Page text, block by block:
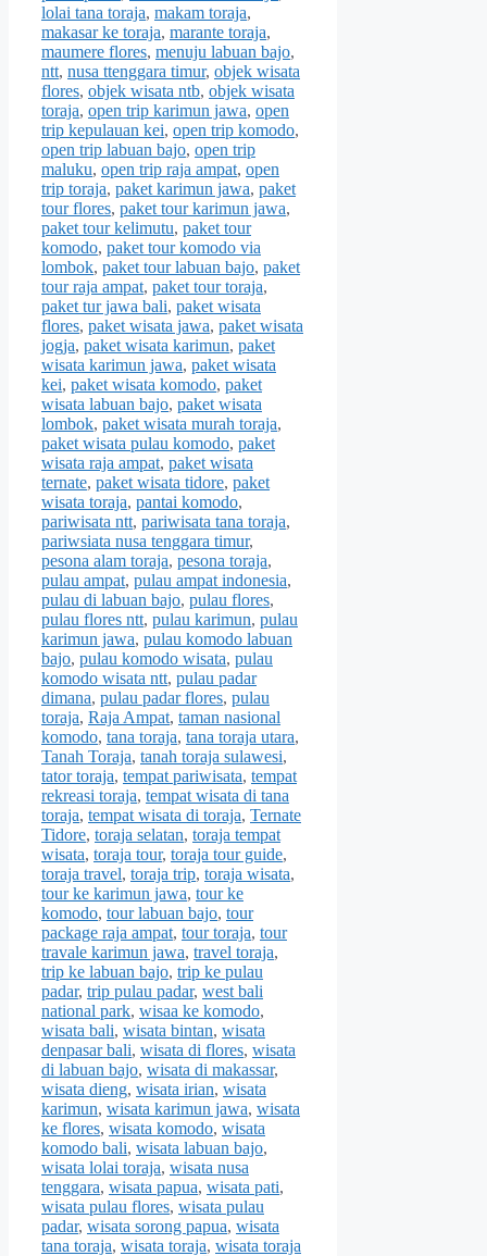
lolai tana toraja, makam toraja,
makasar ke toraja, marante toraja,
maumere flores, menuju labuan bajo,
ntt, nusa ttenggara timur, objek wisata
flores, objek wisata ntb, objek wisata
toraja, open trip karimun jawa, open
trip kepulauan kei, open trip komodo,
open trip labuan bajo, open trip
maluku, open trip raja ampat, open
trip toraja, paket karimun jawa, paket
tour flores, paket tour karimun jawa,
paket tour kelimutu, paket tour
komodo, paket tour komodo via
lombok, paket tour labuan bajo, paket
tour raja ampat, paket tour toraja,
paket tur jawa bali, paket wisata
flores, paket wisata jawa, paket wisata
jogja, paket wisata karimun, paket
wisata karimun jawa, paket wisata
kei, paket wisata komodo, paket
wisata labuan bajo, paket wisata
lombok, paket wisata murah toraja,
paket wisata pulau komodo, paket
wisata raja ampat, paket wisata
ternate, paket wisata tidore, paket
wisata toraja, pantai komodo,
pariwisata ntt, pariwisata tana toraja,
pariwsiata nusa tenggara timur,
pesona alam toraja, pesona toraja,
pulau ampat, pulau ampat indonesia,
pulau di labuan bajo, pulau flores,
pulau flores ntt, pulau karimun, pulau
karimun jawa, pulau komodo labuan
bajo, pulau komodo wisata, pulau
komodo wisata ntt, pulau padar
dimana, pulau padar flores, pulau
toraja, Raja Ampat, taman nasional
komodo, tana toraja, tana toraja utara,
Tanah Toraja, tanah toraja sulawesi,
tator toraja, tempat pariwisata, tempat
rekreasi toraja, tempat wisata di tana
toraja, tempat wisata di toraja, Ternate
Tidore, toraja selatan, toraja tempat
wisata, toraja tour, toraja tour guide,
toraja travel, toraja trip, toraja wisata,
tour ke karimun jawa, tour ke
komodo, tour labuan bajo, tour
package raja ampat, tour toraja, tour
travale karimun jawa, travel toraja,
trip ke labuan bajo, trip ke pulau
padar, trip pulau padar, west bali
national park, wisaa ke komodo,
wisata bali, wisata bintan, wisata
denpasar bali, wisata di flores, wisata
di labuan bajo, wisata di makassar,
wisata dieng, wisata irian, wisata
karimun, wisata karimun jawa, wisata
ke flores, wisata komodo, wisata
komodo bali, wisata labuan bajo,
wisata lolai toraja, wisata nusa
tenggara, wisata papua, wisata pati,
wisata pulau flores, wisata pulau
padar, wisata sorong papua, wisata
tana toraja, wisata toraja, wisata toraja